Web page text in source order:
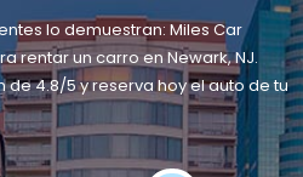
lo demuestran: Miles Car
rentar un carro en Newark, NJ.
4.8/5 y reserva hoy el auto de tu